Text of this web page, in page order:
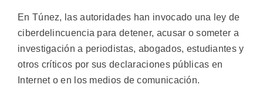
En Túnez, las autoridades han invocado una ley de
ciberdelincuencia para detener, acusar o someter a
investigación a periodistas, abogados, estudiantes y
otros críticos por sus declaraciones públicas en
Internet o en los medios de comunicación.